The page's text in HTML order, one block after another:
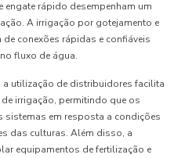
rápido desempenham um
A irrigação por gotejamento e
conexões rápidas e confiáveis
fluxo de água.
utilização de distribuidores facilita
irrigação, permitindo que os
sistemas em resposta a condições
das culturas. Além disso, a
equipamentos de fertilização e